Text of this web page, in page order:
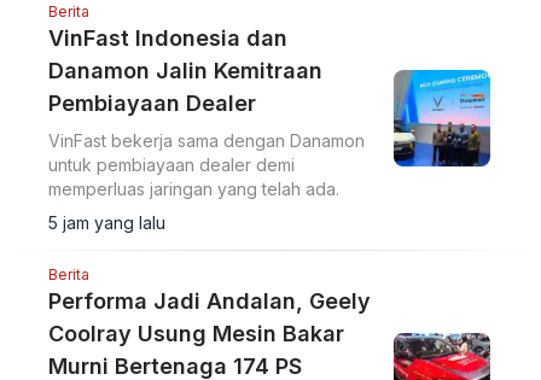
Berita
VinFast Indonesia dan
Danamon Jalin Kemitraan
Pembiayaan Dealer
VinFast bekerja sama dengan Danamon
untuk pembiayaan dealer demi
memperluas jaringan yang telah ada.
5 jam yang lalu
Berita
Performa Jadi Andalan, Geely
Coolray Usung Mesin Bakar
Murni Bertenaga 174 PS